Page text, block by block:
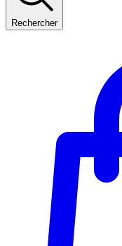
Rechercher